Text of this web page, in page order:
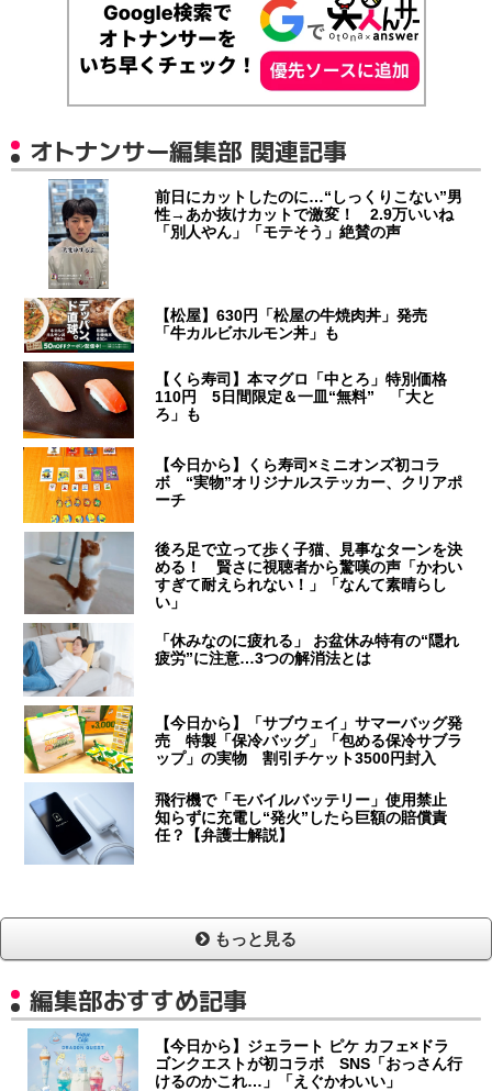
オトナンサー編集部 関連記事
前日にカットしたのに…“しっくりこない”男
性→あか抜けカットで激変！ 2.9万いいね
「別人やん」「モテそう」絶賛の声
【松屋】630円「松屋の牛焼肉丼」発売
「牛カルビホルモン丼」も
【くら寿司】本マグロ「中とろ」特別価格
110円 5日間限定＆一皿“無料” 「大と
ろ」も
【今日から】くら寿司×ミニオンズ初コラ
ボ “実物”オリジナルステッカー、クリアポ
ーチ
後ろ足で立って歩く子猫、見事なターンを決
める！ 賢さに視聴者から驚嘆の声「かわい
すぎて耐えられない！」「なんて素晴らし
い」
「休みなのに疲れる」 お盆休み特有の“隠れ
疲労”に注意…3つの解消法とは
【今日から】「サブウェイ」サマーバッグ発
売 特製「保冷バッグ」「包める保冷サブラ
ップ」の実物 割引チケット3500円封入
飛行機で「モバイルバッテリー」使用禁止
知らずに充電し“発火”したら巨額の賠償責
任？【弁護士解説】
もっと見る
編集部おすすめ記事
【今日から】ジェラート ピケ カフェ×ドラ
ゴンクエストが初コラボ SNS「おっさん行
けるのかこれ…」「えぐかわいい」